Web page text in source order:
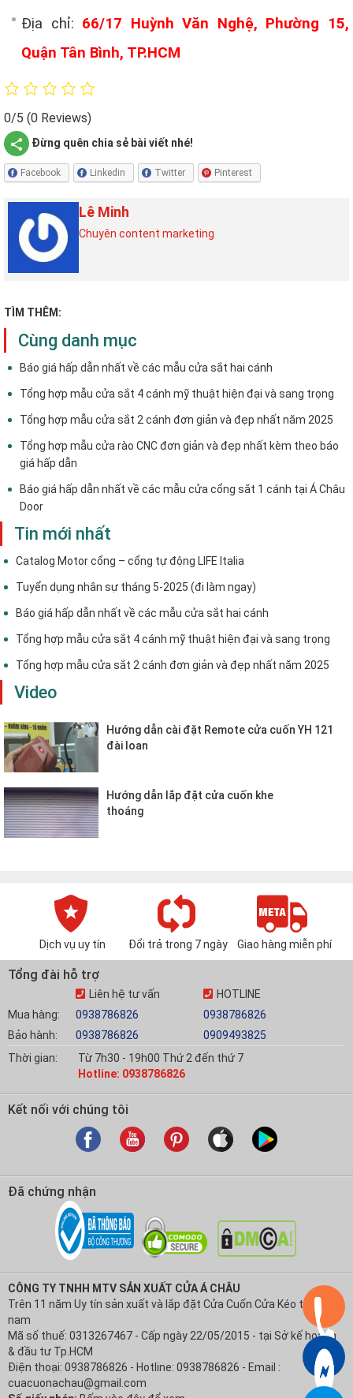
Địa chỉ: 66/17 Huỳnh Văn Nghệ, Phường 15,
Quận Tân Bình, TP.HCM
0/5 (0 Reviews)
Đừng quên chia sẻ bài viết nhé!
Facebook Linkedin Twitter Pinterest
Lê Minh
Chuyên content marketing
TÌM THÊM:
Cùng danh mục
Báo giá hấp dẫn nhất về các mẫu cửa sắt hai cánh
Tổng hợp mẫu cửa sắt 4 cánh mỹ thuật hiện đại và sang trọng
Tổng hợp mẫu cửa sắt 2 cánh đơn giản và đẹp nhất năm 2025
Tổng hợp mẫu cửa rào CNC đơn giản và đẹp nhất kèm theo báo
giá hấp dẫn
Báo giá hấp dẫn nhất về các mẫu cửa cổng sắt 1 cánh tại Á Châu
Door
Tin mới nhất
Catalog Motor cổng – cổng tự động LIFE Italia
Tuyển dụng nhân sự tháng 5-2025 (đi làm ngay)
Báo giá hấp dẫn nhất về các mẫu cửa sắt hai cánh
Tổng hợp mẫu cửa sắt 4 cánh mỹ thuật hiện đại và sang trọng
Tổng hợp mẫu cửa sắt 2 cánh đơn giản và đẹp nhất năm 2025
Video
Hướng dẫn cài đặt Remote cửa cuốn YH 121
đài loan
Hướng dẫn lắp đặt cửa cuốn khe
thoáng
Dịch vụ uy tín Đổi trả trong 7 ngày Giao hàng miễn phí
Tổng đài hỗ trợ
Mua hàng:
Bảo hành:
Liên hệ tư vấn
0938786826
0938786826
HOTLINE
0938786826
0909493825
Thời gian:
Từ 7h30 - 19h00 Thứ 2 đến thứ 7
Hotline: 0938786826
Kết nối với chúng tôi
Đã chứng nhận
CÔNG TY TNHH MTV SẢN XUẤT CỬA Á CHÂU
Trên 11 năm Uy tín sản xuất và lắp đặt Cửa Cuốn Cửa Kéo tại Việt
nam
Mã số thuế: 0313267467 - Cấp ngày 22/05/2015 - tại Sở kế hoạch
& đầu tư Tp.HCM
Điện thoại: 0938786826 - Hotline: 0938786826 - Email :
cuacuonachau@gmail.com